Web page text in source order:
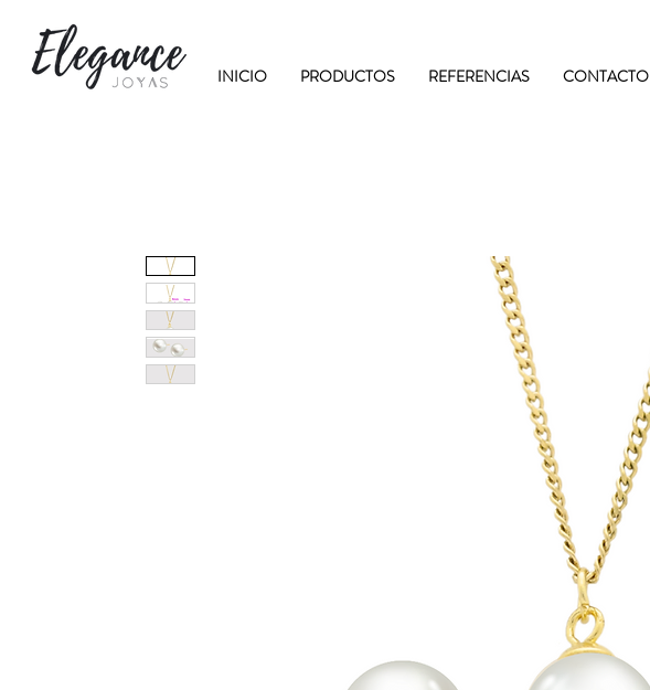
INICIO PRODUCTOS REFERENCIAS CONTACTO